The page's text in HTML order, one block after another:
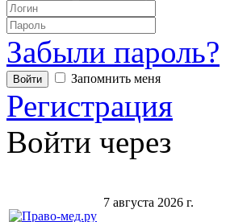
Забыли пароль?
Запомнить меня
Регистрация
Войти через
7 августа 2026 г.